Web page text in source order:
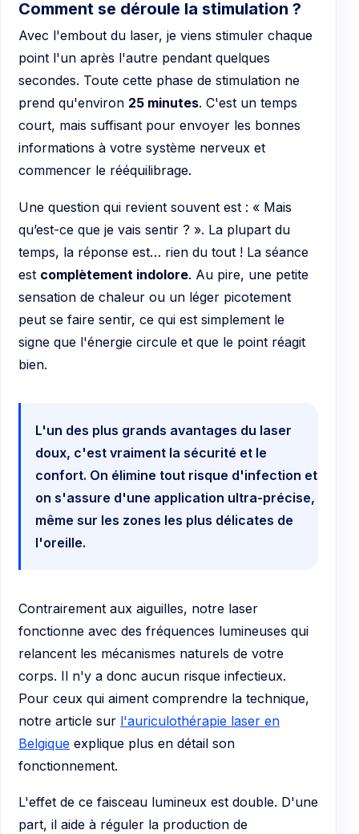
Comment se déroule la stimulation ?
Avec l'embout du laser, je viens stimuler chaque
point l'un après l'autre pendant quelques
secondes. Toute cette phase de stimulation ne
prend qu'environ 25 minutes. C'est un temps
court, mais suffisant pour envoyer les bonnes
informations à votre système nerveux et
commencer le rééquilibrage.
Une question qui revient souvent est : « Mais
qu’est-ce que je vais sentir ? ». La plupart du
temps, la réponse est… rien du tout ! La séance
est complètement indolore. Au pire, une petite
sensation de chaleur ou un léger picotement
peut se faire sentir, ce qui est simplement le
signe que l'énergie circule et que le point réagit
bien.
L'un des plus grands avantages du laser
doux, c'est vraiment la sécurité et le
confort. On élimine tout risque d'infection et
on s'assure d'une application ultra-précise,
même sur les zones les plus délicates de
l'oreille.
Contrairement aux aiguilles, notre laser
fonctionne avec des fréquences lumineuses qui
relancent les mécanismes naturels de votre
corps. Il n'y a donc aucun risque infectieux.
Pour ceux qui aiment comprendre la technique,
notre article sur l'auriculothérapie laser en
Belgique explique plus en détail son
fonctionnement.
L'effet de ce faisceau lumineux est double. D'une
part, il aide à réguler la production de